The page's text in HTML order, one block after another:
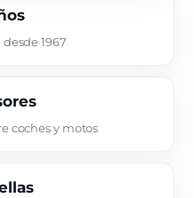
1967
coches y motos